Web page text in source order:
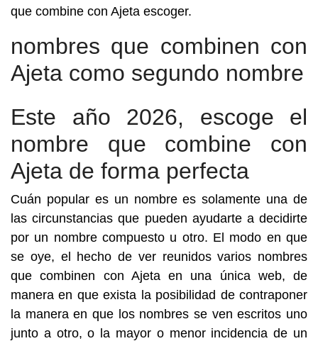
que combine con Ajeta escoger.
nombres que combinen con
Ajeta como segundo nombre
Este año 2026, escoge el
nombre que combine con
Ajeta de forma perfecta
Cuán popular es un nombre es solamente una de
las circunstancias que pueden ayudarte a decidirte
por un nombre compuesto u otro. El modo en que
se oye, el hecho de ver reunidos varios nombres
que combinen con Ajeta en una única web, de
manera en que exista la posibilidad de contraponer
la manera en que los nombres se ven escritos uno
junto a otro, o la mayor o menor incidencia de un